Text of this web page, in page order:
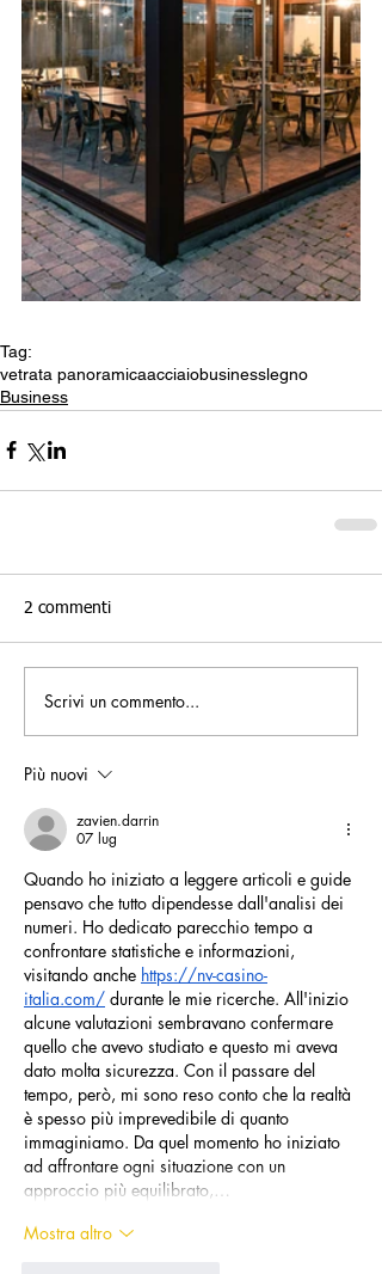
Tag:
vetrata panoramicaacciaiobusinesslegno
Business
2 commenti
Scrivi un commento...
Più nuovi
zavien.darrin
07 lug
Quando ho iniziato a leggere articoli e guide
pensavo che tutto dipendesse dall'analisi dei
numeri. Ho dedicato parecchio tempo a
confrontare statistiche e informazioni,
visitando anche https://nv-casino-
italia.com/ durante le mie ricerche. All'inizio
alcune valutazioni sembravano confermare
quello che avevo studiato e questo mi aveva
dato molta sicurezza. Con il passare del
tempo, però, mi sono reso conto che la realtà
è spesso più imprevedibile di quanto
immaginiamo. Da quel momento ho iniziato
ad affrontare ogni situazione con un
approccio più equilibrato,…
Mostra altro